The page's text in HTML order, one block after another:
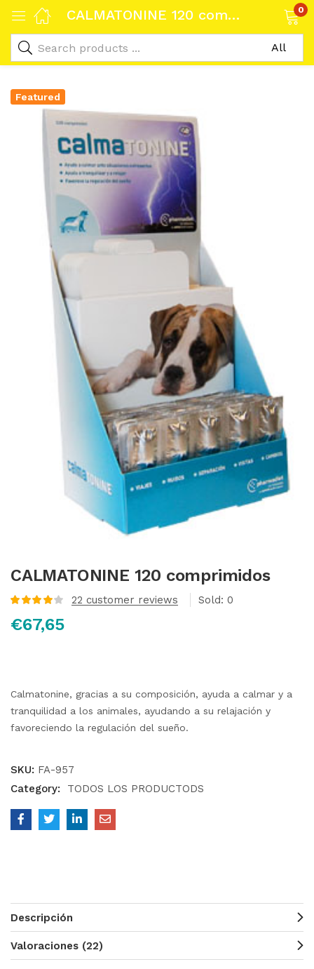
CALMATONINE 120 comprimidos 0
Featured
CALMATONINE 120 comprimidos
con4.05
de 5 en
22 customer reviews Sold: 0
€67,65
Calmatonine, gracias a su composición, ayuda a calmar y a
tranquilidad a los animales, ayudando a su relajación y
favoreciendo la regulación del sueño.
SKU: FA-957
Category:
TODOS LOS PRODUCTODS
Descripción
Valoraciones (22)